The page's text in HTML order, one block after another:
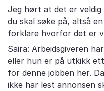
Jeg hørt at det er veldig
du skal søke på, altså
forklare hvorfor det er
Saira: Arbeidsgiveren
eller hun er på utkikk
for denne jobben her.
ikke har lest annonsen